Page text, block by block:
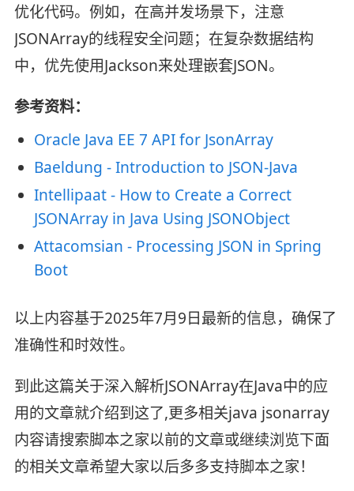
优化代码。例如，在高并发场景下，注意
JSONArray的线程安全问题；在复杂数据结构
中，优先使用Jackson来处理嵌套JSON。
参考资料：
Oracle Java EE 7 API for JsonArray
Baeldung - Introduction to JSON-Java
Intellipaat - How to Create a Correct
JSONArray in Java Using JSONObject
Attacomsian - Processing JSON in Spring
Boot
以上内容基于2025年7月9日最新的信息，确保了
准确性和时效性。
到此这篇关于深入解析JSONArray在Java中的应
用的文章就介绍到这了,更多相关java jsonarray
内容请搜索脚本之家以前的文章或继续浏览下面
的相关文章希望大家以后多多支持脚本之家！